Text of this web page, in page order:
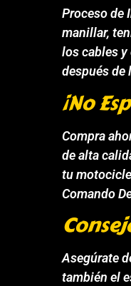
Proceso de
manillar,
los cables
después de
¡No
Compra
de alta
tu
Comando
Asegúrate
también el